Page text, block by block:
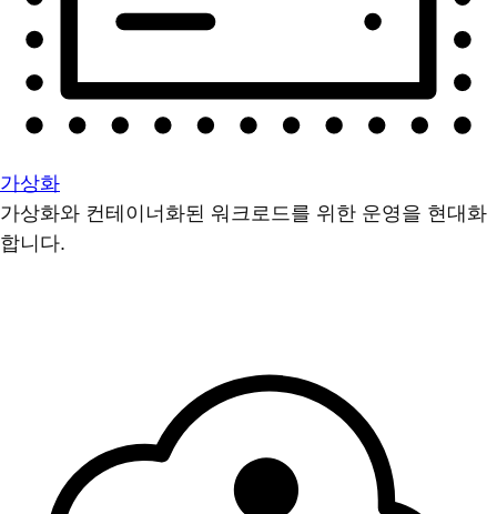
가상화
가상화와 컨테이너화된 워크로드를 위한 운영을 현대화
합니다.